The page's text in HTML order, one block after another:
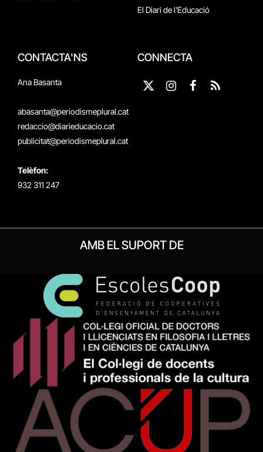
El Diari de l'Educació
CONTACTA'NS
Ana Basanta
abasanta@periodismeplural.cat
redaccio@diarieducacio.cat
publicitat@periodismeplural.cat
Telèfon:
932 311 247
CONNECTA
X
Instagram
Facebook
RSS
AMB EL SUPORT DE